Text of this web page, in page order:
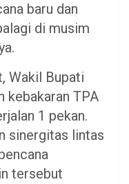
baru dan
di musim
Wakil Bupati
kebakaran TPA
1 pekan.
sinergitas lintas
tersebut